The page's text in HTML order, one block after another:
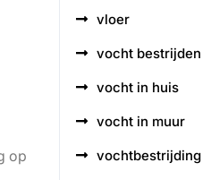
op
vloer
vocht bestrijden
vocht in huis
vocht in muur
vochtbestrijding